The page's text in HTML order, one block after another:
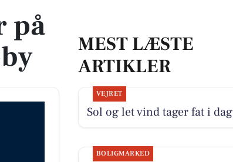
på
MEST LÆSTE
ARTIKLER
VEJRET
Sol og let vind tager fat i dag
BOLIGMARKED